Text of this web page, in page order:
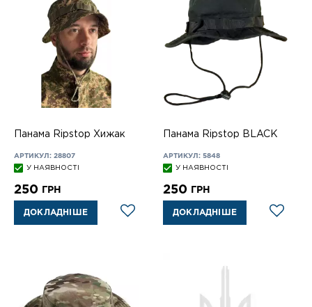
Панама Ripstop Хижак
АРТИКУЛ: 28807
У НАЯВНОСТІ
250 ГРН
ДОКЛАДНІШЕ
Панама Ripstop BLACK
АРТИКУЛ: 5848
У НАЯВНОСТІ
250 ГРН
ДОКЛАДНІШЕ